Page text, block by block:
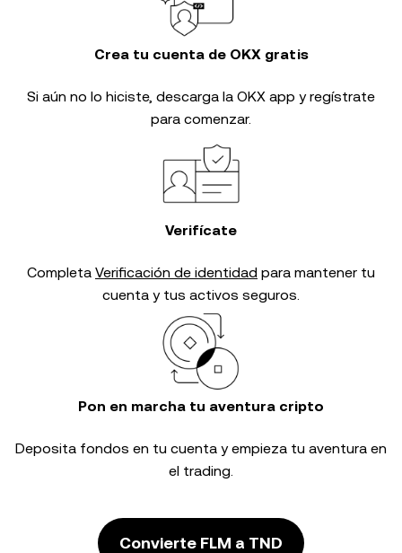
Crea tu cuenta de OKX gratis
Si aún no lo hiciste, descarga la OKX app y regístrate
para comenzar.
Verifícate
Completa Verificación de identidad para mantener tu
cuenta y tus activos seguros.
Pon en marcha tu aventura cripto
Deposita fondos en tu cuenta y empieza tu aventura en
el trading.
Convierte FLM a TND